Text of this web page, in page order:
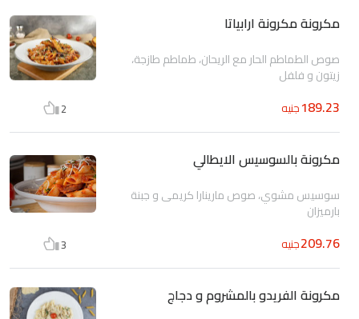
مكرونة مكرونة ارابياتا
صوص الطماطم الحار مع الريحان، طماطم طازجة،
زيتون و فلفل
189.23جنيه 2
مكرونة بالسوسيس الايطالي
سوسيس مشوي، صوص مارينارا كريمى و جبنة
بارميزان
209.76جنيه 3
مكرونة الفريدو بالمشروم و دجاج